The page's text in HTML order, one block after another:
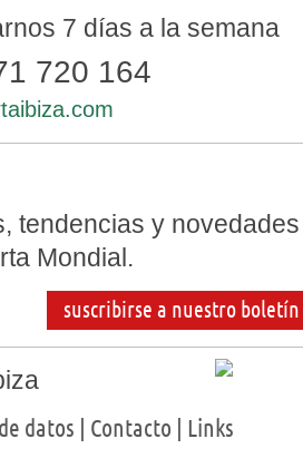
7 días a la semana
720 164
tendencias y novedades
Mondial.
suscribirse a nuestro boletín
datos | Contacto | Links